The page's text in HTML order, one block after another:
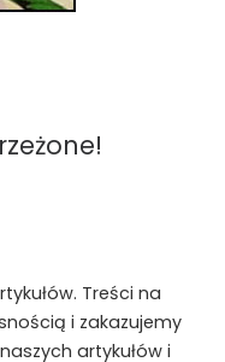
Treści na
i zakazujemy
artykułów i